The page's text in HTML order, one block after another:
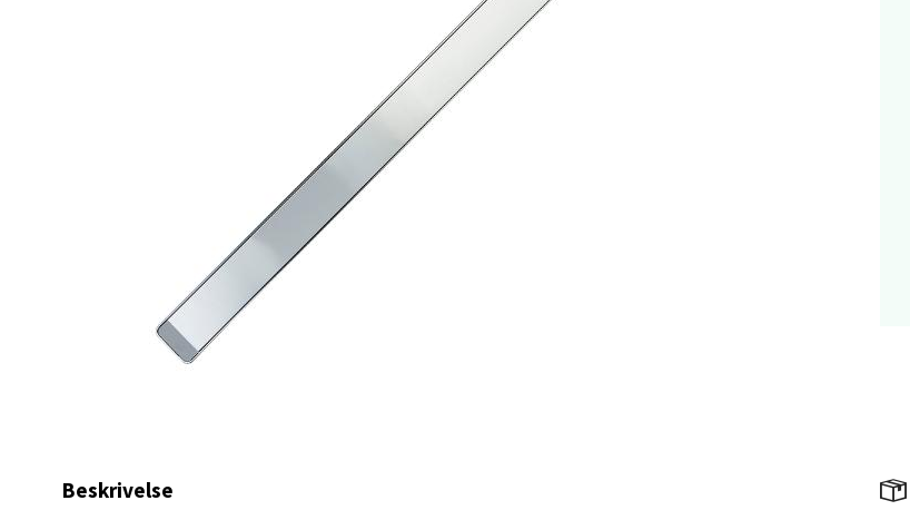
Beskrivelse
0 i butikk
Bergen - Thon Senter Lagunen